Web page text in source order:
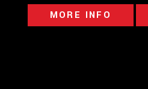
MORE INFO